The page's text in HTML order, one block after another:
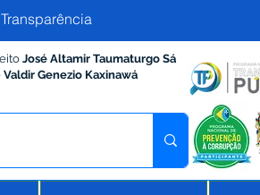
José Altamir Taumaturgo Sá
Valdir Genezio Kaxinawá